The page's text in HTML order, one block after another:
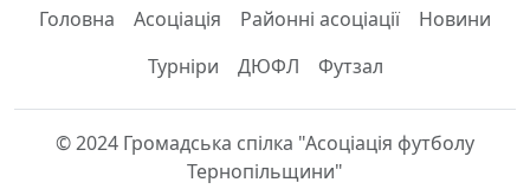
Головна Асоціація Районні асоціації
Новини
Турніри
ДЮФЛ Футзал
© 2024 Громадська спілка "Асоціація футболу
Тернопільщини"